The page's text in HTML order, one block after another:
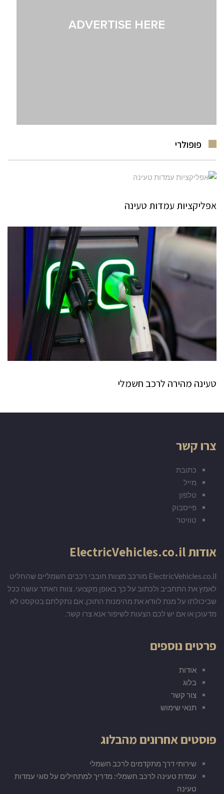
פופולרי
אפליקציות עמדות טעינה
טעינה מהירה לרכב חשמלי
צרו קשר
כתובת
מייל
טלפון
פייסבוק
טוויטר
אודות ElectricVehicles.co.il
ElectricVehicles.co.il מורכב מצוות חובבי רכבים חשמליים שהחליט
לאמץ את התחביב ולכתוב על כך באופן מקצועי. צוות האתר עושה ככל
שביכולתו על מנת לוודא את מהימנות התוכן. אם נתקלתם בטקסט לא
מדעוכן או אם יש לכם הצעות לשיפור אנא צרו קשר.
פרטים נוספים
אודות
בלוג
צור קשר
תנאי שימוש
פוסטים אחרונים מהבלוג
שירותי דרך מתקדמים לרכב חשמלי
עמדת טעינה לרכב חשמלי: מדריך למתחילים על סוגי עמדות
טעינה